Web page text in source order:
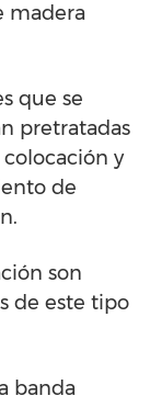
madera
que se
pretratadas
y
de
son
de este tipo
banda